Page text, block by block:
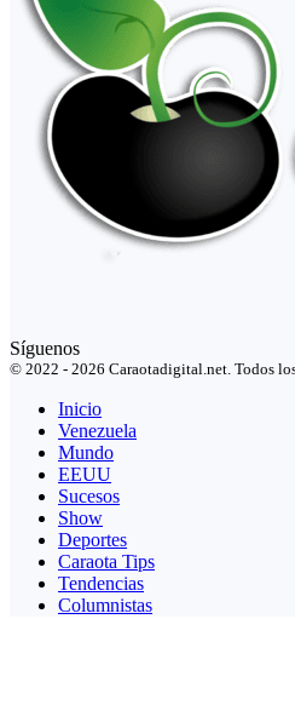
Síguenos
© 2022 - 2026 Caraotadigital.net. Todos los
Inicio
Venezuela
Mundo
EEUU
Sucesos
Show
Deportes
Caraota Tips
Tendencias
Columnistas